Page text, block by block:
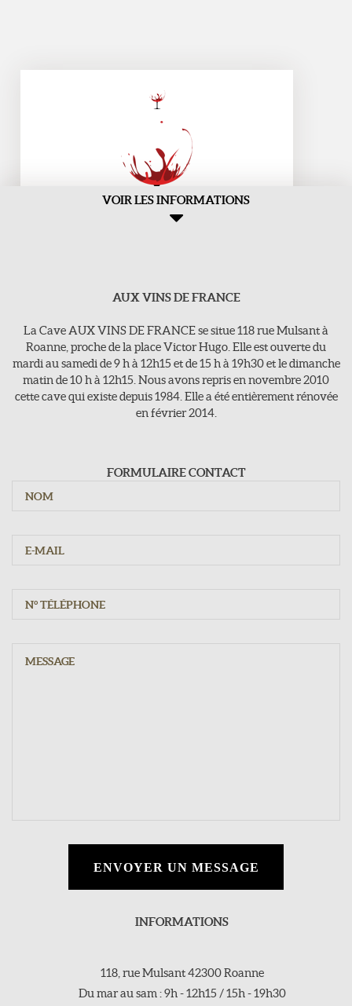
Aux Vins de france
>118, rue Mulsant - 42300 Roanne
E-Mail : vins-de-france@orange.fr
Tel : 04 77 71 16 63
VOIR LES INFORMATIONS
AUX VINS DE FRANCE
La Cave AUX VINS DE FRANCE se situe 118 rue Mulsant à
Roanne, proche de la place Victor Hugo. Elle est ouverte du
mardi au samedi de 9 h à 12h15 et de 15 h à 19h30 et le dimanche
matin de 10 h à 12h15. Nous avons repris en novembre 2010
cette cave qui existe depuis 1984. Elle a été entièrement rénovée
en février 2014.
FORMULAIRE CONTACT
ENVOYER UN MESSAGE
INFORMATIONS
118, rue Mulsant 42300 Roanne
Du mar au sam : 9h - 12h15 / 15h - 19h30